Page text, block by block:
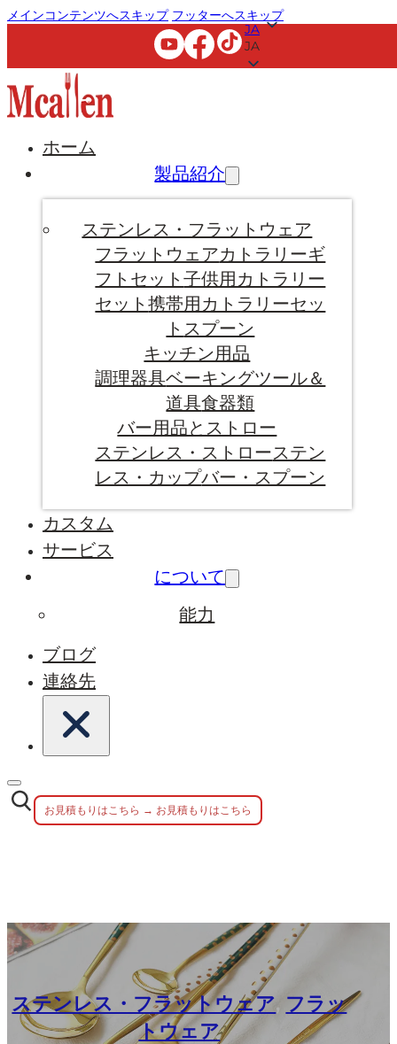
メインコンテンツへスキップ フッターへスキップ
JA
JA
ホーム
製品紹介
ステンレス・フラットウェア
フラットウェアカトラリーギ
フトセット子供用カトラリー
セット携帯用カトラリーセッ
ト スプーン
キッチン用品
調理器具ベーキングツール＆
道具食器類
バー用品とストロー
ステンレス・ストローステン
レス・カップバー・スプーン
カスタム
サービス
について
能力
ブログ
連絡先
お見積もりはこちら → お見積もりはこちら
ステンレス・フラットウェア, フラッ
トウェア